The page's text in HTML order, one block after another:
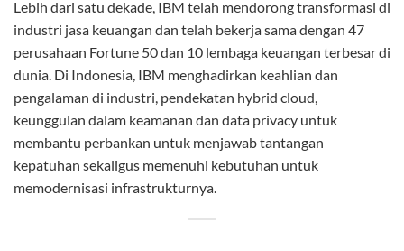
Lebih dari satu dekade, IBM telah mendorong transformasi di
industri jasa keuangan dan telah bekerja sama dengan 47
perusahaan Fortune 50 dan 10 lembaga keuangan terbesar di
dunia. Di Indonesia, IBM menghadirkan keahlian dan
pengalaman di industri, pendekatan hybrid cloud,
keunggulan dalam keamanan dan data privacy untuk
membantu perbankan untuk menjawab tantangan
kepatuhan sekaligus memenuhi kebutuhan untuk
memodernisasi infrastrukturnya.